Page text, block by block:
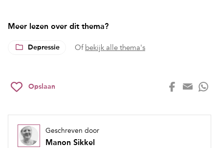
Meer lezen over dit thema?
Depressie Of bekijk alle thema's
Opslaan
Geschreven door
Manon Sikkel